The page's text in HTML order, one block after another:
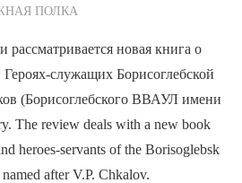
по Редакции
ПОЛКА
новая книга о
служащих Борисоглебской
(Борисоглебского ВВАУЛ имени
The review deals with a new book
heroes-servants of the Borisoglebsk
after V.P. Chkalov.